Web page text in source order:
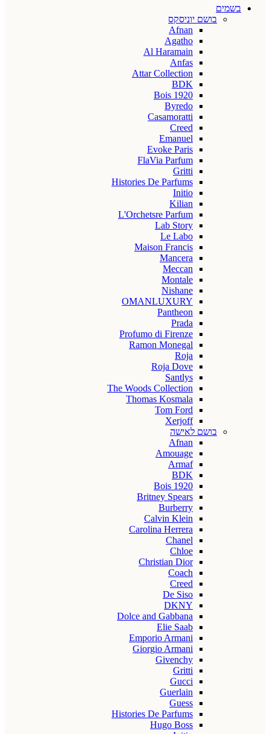
בשמים
בושם יוניסקס
Afnan
Agatho
Al Haramain
Anfas
Attar Collection
BDK
Bois 1920
Byredo
Casamoratti
Creed
Emanuel
Evoke Paris
FlaVia Parfum
Gritti
Histories De Parfums
Initio
Kilian
L'Orchetsre Parfum
Lab Story
Le Labo
Maison Francis
Mancera
Meccan
Montale
Nishane
OMANLUXURY
Pantheon
Prada
Profumo di Firenze
Ramon Monegal
Roja
Roja Dove
Santlys
The Woods Collection
Thomas Kosmala
Tom Ford
Xerjoff
בושם לאישה
Afnan
Amouage
Armaf
BDK
Bois 1920
Britney Spears
Burberry
Calvin Klein
Carolina Herrera
Chanel
Chloe
Christian Dior
Coach
Creed
De Siso
DKNY
Dolce and Gabbana
Elie Saab
Emporio Armani
Giorgio Armani
Givenchy
Gritti
Gucci
Guerlain
Guess
Histories De Parfums
Hugo Boss